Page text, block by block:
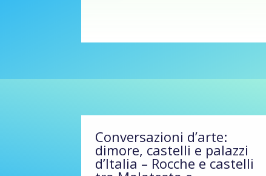
Conversazioni d’arte:
dimore, castelli e palazzi
d’Italia – Rocche e castelli